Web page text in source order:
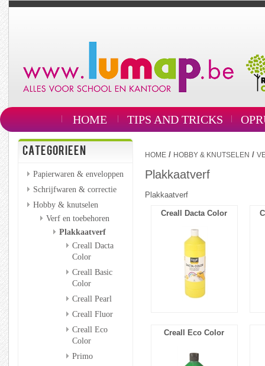
HOME TIPS AND TRICKS
CATEGORIEEN
Papierwaren & enveloppen
Schrijfwaren & correctie
Hobby & knutselen
Verf en toebehoren
Plakkaatverf
Creall Dacta
Color
Creall Basic
Color
Creall Pearl
Creall Fluor
Creall Eco
Color
Primo
HOME / HOBBY & KNUTSELEN /
Plakkaatverf
Plakkaatverf
Creall Dacta Color
Creall Eco Color